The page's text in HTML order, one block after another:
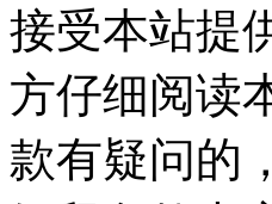
接受本站提
方仔细阅读
款有疑问的